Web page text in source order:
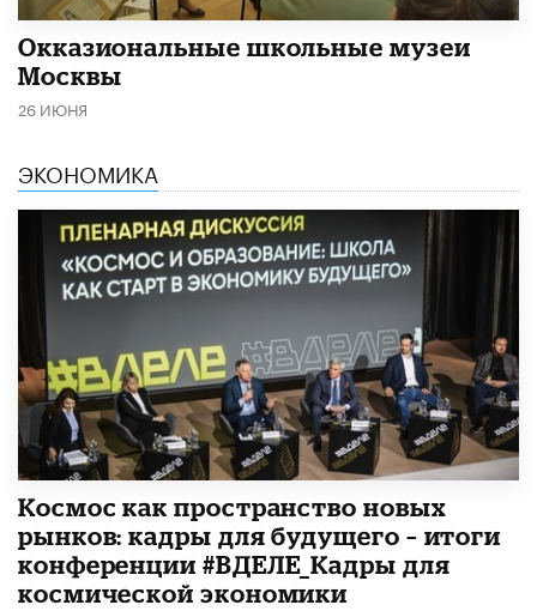
​Окказиональные школьные музеи
Москвы
26 ИЮНЯ
ЭКОНОМИКА
Космос как пространство новых
рынков: кадры для будущего – итоги
конференции #ВДЕЛЕ_Кадры для
космической экономики